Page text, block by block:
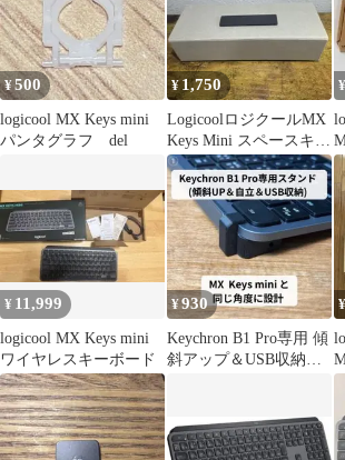
¥500
logicool MX Keys mini
パンタグラフ del
¥ 1,750
LogicoolロジクールMX
Keys Mini スペースキー
のキーキャップ
¥
¥ 11,999
logicool MX Keys mini
ワイヤレスキーボード
¥930
Keychron B1 Pro専用 傾
斜アップ＆USB収納ス
¥